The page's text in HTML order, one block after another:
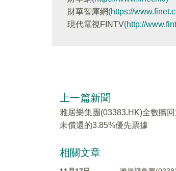
財華智庫網(https://
現代電視FINTV(http://
上一篇新聞
雅居樂集團(03383.HK)全數贖
未償還的3.85%優先票據
相關文章